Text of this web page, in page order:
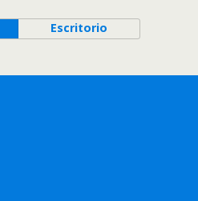
Escritorio